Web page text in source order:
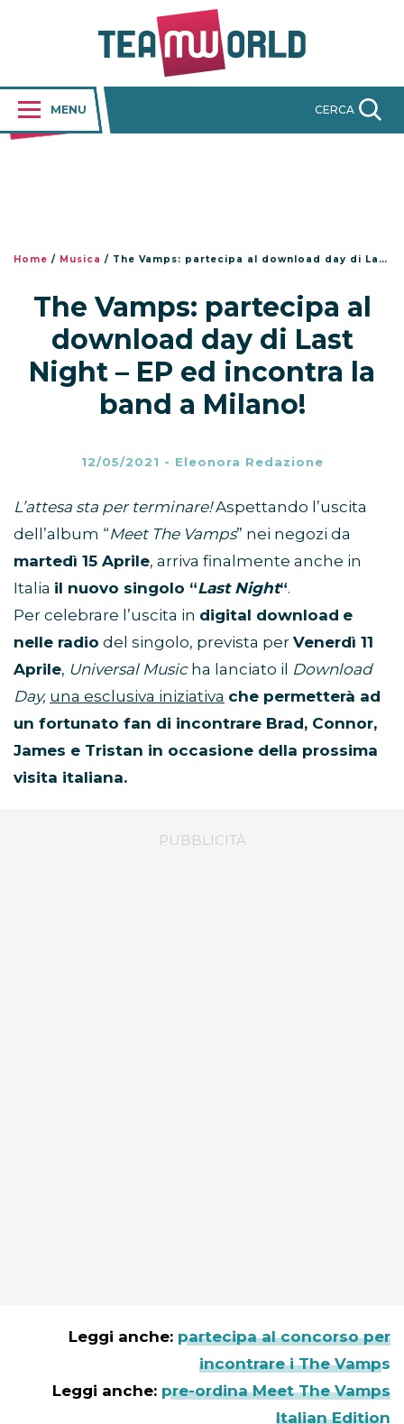
MENU CERCA
Home / Musica / The Vamps: partecipa al download day di Last Night – EP ed incontra la band a Milano!
The Vamps: partecipa al
download day di Last
Night – EP ed incontra la
band a Milano!
12/05/2021 - Eleonora Redazione
L’attesa sta per terminare!Aspettando l’uscita
dell’album “Meet The Vamps” nei negozi da
martedì 15 Aprile, arriva finalmente anche in
Italia il nuovo singolo “Last Night“.
Per celebrare l’uscita in digital download e
nelle radio del singolo, prevista per Venerdì 11
Aprile, Universal Music ha lanciato il Download
Day, una esclusiva iniziativa che permetterà ad
un fortunato fan di incontrare Brad, Connor,
James e Tristan in occasione della prossima
visita italiana.
Leggi anche: partecipa al concorso per
incontrare i The Vamps
Leggi anche: pre-ordina Meet The Vamps
Italian Edition